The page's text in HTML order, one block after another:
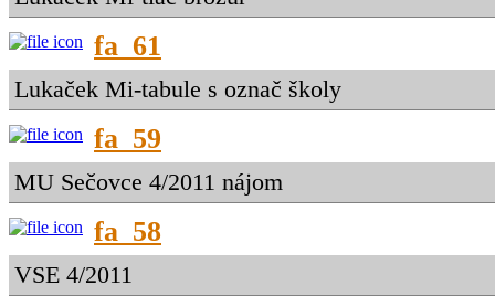
fa_61
Lukaček Mi-tabule s označ školy
fa_59
MU Sečovce 4/2011 nájom
fa_58
VSE 4/2011